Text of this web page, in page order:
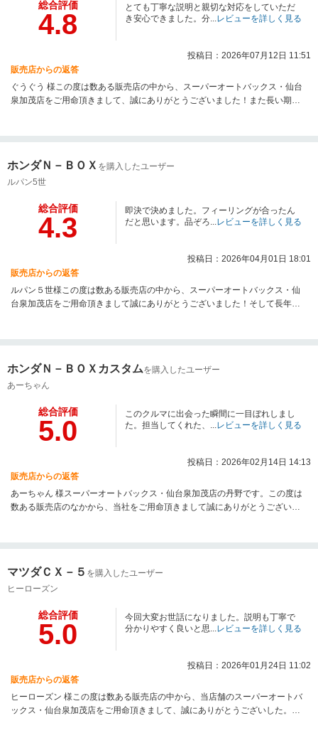
入れて参ります。今後とも、車検整備や電装品のお取り付け、コーティング
関連のお困りごとがあればお気軽にお問い合わせ下さい。私を含めたスーパ
ーオートバックス・仙台泉加茂店を今後ともよろしくお願いいたします。新
総合評価
4.8
とても丁寧な説明と親切な対応をしていただ
き安心できました。分...レビューを詳しく見る
投稿日：2026年07月12日 11:51
販売店からの返答
ぐうぐう 様この度は数ある販売店の中から、スーパーオートバックス・仙台
泉加茂店をご用命頂きまして、誠にありがとうございました！また長い期間
させて頂きながら今後の営業に生かしていきます。ご協力ありがとうござい
ますが、私どものご対応はいかがでしたでしょうか？丁寧な説明と親切な対
応をご評価いただき、販売させて頂きました私も嬉しく感じております。誠
まして、お困りごとはございますでしょうか。オートバックスでは納車後の
アフターフォローには大きく力を入れております。車のメンテナンスや任意
保険のご相談、また洗車やコーティング等のサービスまで幅広くご対応して
のないよう、楽しいカーライフになる事をスタッフ一同願っております。ぐ
うぐう様のまたのご来店を心よりお待ちしております。この度はクロスビー
のご納車、誠にありがとうございました！
ホンダＮ－ＢＯＸ を購入したユーザー
ルパン5世
総合評価
4.3
即決で決めました。フィーリングが合ったん
だと思います。品ぞろ...レビューを詳しく見る
投稿日：2026年04月01日 18:01
販売店からの返答
ルパン５世様この度は数ある販売店の中から、スーパーオートバックス・仙
台泉加茂店をご用命頂きまして誠にありがとうございました！そして長年お
世様のご自宅前には、大きな車屋さんがあるのにも関わらず、オートバック
た。うれしいお言葉、誠にありがとうございました！確かにフィーリングも
似ているところがありましたね（笑）実際にお車を見て頂いて、即決してく
誠にありがとうございました！ご納車させて頂いて数カ月たちましたが、お
困りごとはございませんでしょうか？何か少しでもお困りごとがあれば、オ
ートバックスまでお気軽にご相談ください。ルパン５世様のトータルカーラ
とうございます！スタッフ一同重ねてご礼申し上げます。またのご来店を心
よりお待ちしております！
ホンダＮ－ＢＯＸカスタムを購入したユーザー
あーちゃん
総合評価
5.0
このクルマに出会った瞬間に一目ぼれしまし
た。担当してくれた、...レビューを詳しく見る
投稿日：2026年02月14日 14:13
販売店からの返答
あーちゃん 様スーパーオートバックス・仙台泉加茂店の丹野です。この度は
数ある販売店のなかから、当社をご用命頂きまして誠にありがとうございま
客にご満足していただいたようで、まだまだ未熟者の私たちですが、とても
る事などはございませんでしょうか？オートバックスは納車後のアフターフ
ォローにも力を入れて運営しております。些細な事でも構いません。何かご
したので、便利な洗車道具を納車時にお渡しさせて頂きました！是非ともご
活用いただき、ご趣味に生かしていただければ嬉しい所存でございます。今
後とも、丹野と菊池を問わず、ぜひともスーパーオートバックス・仙台泉加
います！お気をつけてカーライフをお楽しみください！
マツダＣＸ－５ を購入したユーザー
ヒーローズン
総合評価
5.0
今回大変お世話になりました。説明も丁寧で
分かりやすく良いと思...レビューを詳しく見る
投稿日：2026年01月24日 11:02
販売店からの返答
ヒーローズン 様この度は数ある販売店の中から、当店舗のスーパーオートバ
ックス・仙台泉加茂店をご用命頂きまして、誠にありがとうございした。ま